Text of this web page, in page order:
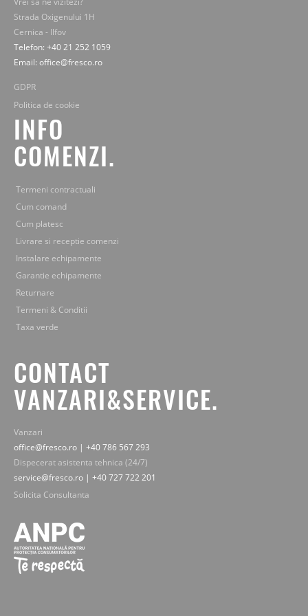
Strada Oxigenului 1H
Cernica - Ilfov
Telefon: +40 21 252 1059
Email: office@fresco.ro
GDPR
Politica de cookie
INFO
COMENZI.
Termeni contractuali
Cum comand
Cum platesc
Livrare si receptie comenzi
Instalare echipamente
Garantie echipamente
Returnare
Termeni & Conditii
Taxa verde
CONTACT
VANZARI&SERVICE.
Vanzari
office@fresco.ro | +40 786 567 293
Dispecerat asistenta tehnica (24/7)
service@fresco.ro | +40 727 722 201
Solicita Consultanta